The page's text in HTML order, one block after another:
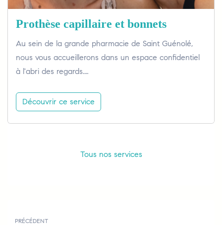
Prothèse capillaire et bonnets
Au sein de la grande pharmacie de Saint Guénolé,
nous vous accueillerons dans un espace confidentiel
à l'abri des regards.…
Découvrir ce service
Tous nos services
PRÉCÉDENT